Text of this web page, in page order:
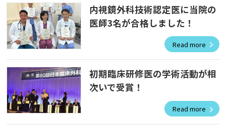
内視鏡外科技術認定医に当院の
医師3名が合格しました！
Read more
初期臨床研修医の学術活動が相
次いで受賞！
Read more